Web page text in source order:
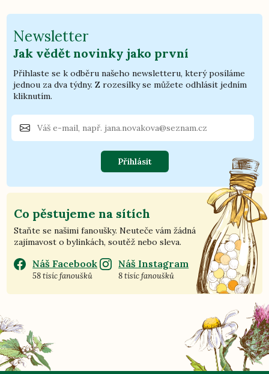
Newsletter
Jak vědět novinky jako první
Přihlaste se k odběru našeho newsletteru, který posíláme
jednou za dva týdny. Z rozesílky se můžete odhlásit jedním
kliknutím.
Přihlásit
Co pěstujeme na sítích
Staňte se našimi fanoušky. Neuteče vám žádná
zajímavost o bylinkách, soutěž nebo sleva.
Náš Facebook
58 tisíc fanoušků
Náš Instagram
8 tisíc fanoušků